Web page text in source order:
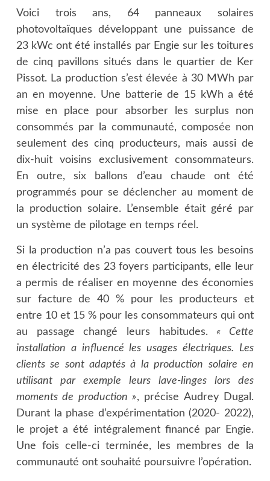
Voici trois ans, 64 panneaux solaires
photovoltaïques développant une puissance de
23 kWc ont été installés par Engie sur les toitures
de cinq pavillons situés dans le quartier de Ker
Pissot. La production s’est élevée à 30 MWh par
an en moyenne. Une batterie de 15 kWh a été
mise en place pour absorber les surplus non
consommés par la communauté, composée non
seulement des cinq producteurs, mais aussi de
dix-huit voisins exclusivement consommateurs.
En outre, six ballons d’eau chaude ont été
programmés pour se déclencher au moment de
la production solaire. L’ensemble était géré par
un système de pilotage en temps réel.
Si la production n’a pas couvert tous les besoins
en électricité des 23 foyers participants, elle leur
a permis de réaliser en moyenne des économies
sur facture de 40 % pour les producteurs et
entre 10 et 15 % pour les consommateurs qui ont
au passage changé leurs habitudes.« Cette
installation a influencé les usages électriques. Les
clients se sont adaptés à la production solaire en
utilisant par exemple leurs lave-linges lors des
moments de production », précise Audrey Dugal.
Durant la phase d’expérimentation (2020- 2022),
le projet a été intégralement financé par Engie.
Une fois celle-ci terminée, les membres de la
communauté ont souhaité poursuivre l’opération.